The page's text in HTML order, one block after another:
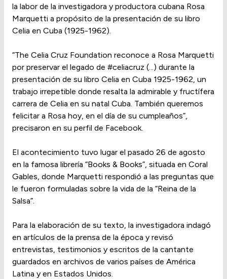
la labor de la investigadora y productora cubana Rosa
Marquetti a propósito de la presentación de su libro
Celia en Cuba (1925-1962).
“The Celia Cruz Foundation reconoce a Rosa Marquetti
por preservar el legado de #celiacruz (...) durante la
presentación de su libro Celia en Cuba 1925-1962, un
trabajo irrepetible donde resalta la admirable y fructífera
carrera de Celia en su natal Cuba. También queremos
felicitar a Rosa hoy, en el día de su cumpleaños”,
precisaron en su perfil de Facebook.
El acontecimiento tuvo lugar el pasado 26 de agosto
en la famosa librería “Books & Books”, situada en Coral
Gables, donde Marquetti respondió a las preguntas que
le fueron formuladas sobre la vida de la “Reina de la
Salsa”.
Para la elaboración de su texto, la investigadora indagó
en artículos de la prensa de la época y revisó
entrevistas, testimonios y escritos de la cantante
guardados en archivos de varios países de América
Latina y en Estados Unidos.